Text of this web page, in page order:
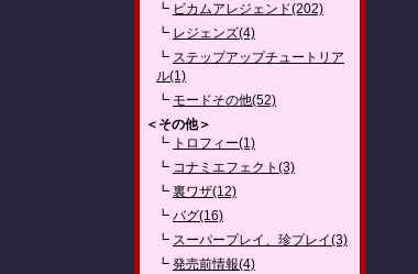
┗ ビカムアレジェンド(202)
┗ レジェンズ(4)
┗ ステップアップチュートリア
ル(1)
┗ モードその他(52)
＜その他＞
┗ トロフィー(1)
┗ コナミエフェクト(3)
┗ 裏ワザ(12)
┗ バグ(16)
┗ スーパープレイ、珍プレイ(3)
┗ 発売前情報(4)